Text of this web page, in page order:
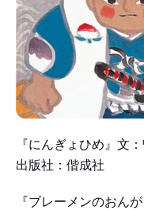
『にんぎょひめ』文
出版社：偕成社
『ブレーメンのおん